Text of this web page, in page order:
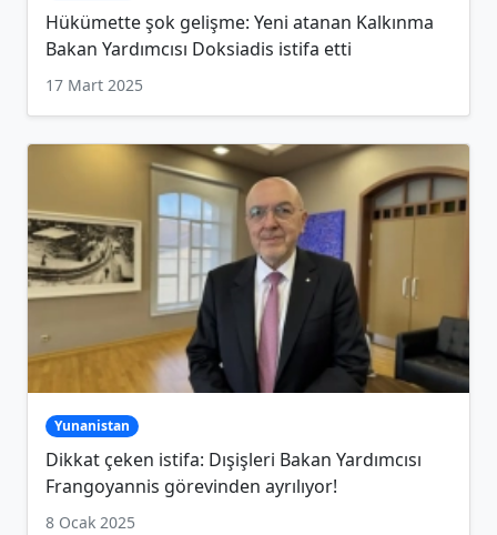
Hükümette şok gelişme: Yeni atanan Kalkınma
Bakan Yardımcısı Doksiadis istifa etti
17 Mart 2025
Yunanistan
Dikkat çeken istifa: Dışişleri Bakan Yardımcısı
Frangoyannis görevinden ayrılıyor!
8 Ocak 2025